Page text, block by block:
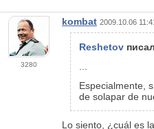
3280
kombat 2009.10.06
Reshetov
Especialmente,
de solapar de
Lo siento, ¿cuál es